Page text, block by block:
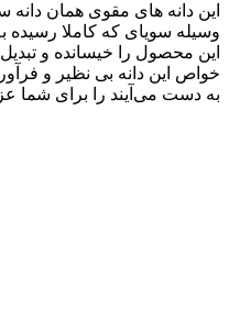
این دانه های مقوی همان دانه
وسیله سویای که کاملا
این محصول را خیسانده و
خواص این دانه بی نظیر و
به دست می‌آیند را برای شما